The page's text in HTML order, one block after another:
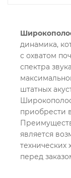
динамика,
с охватом
спектра
штатных
приобрести
является
технических
перед